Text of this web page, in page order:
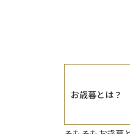
お歳暮とは？